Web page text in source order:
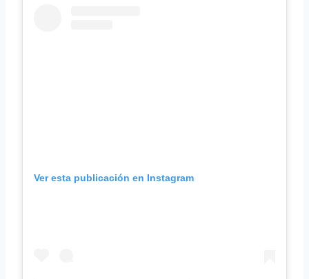
Ver esta publicación en Instagram